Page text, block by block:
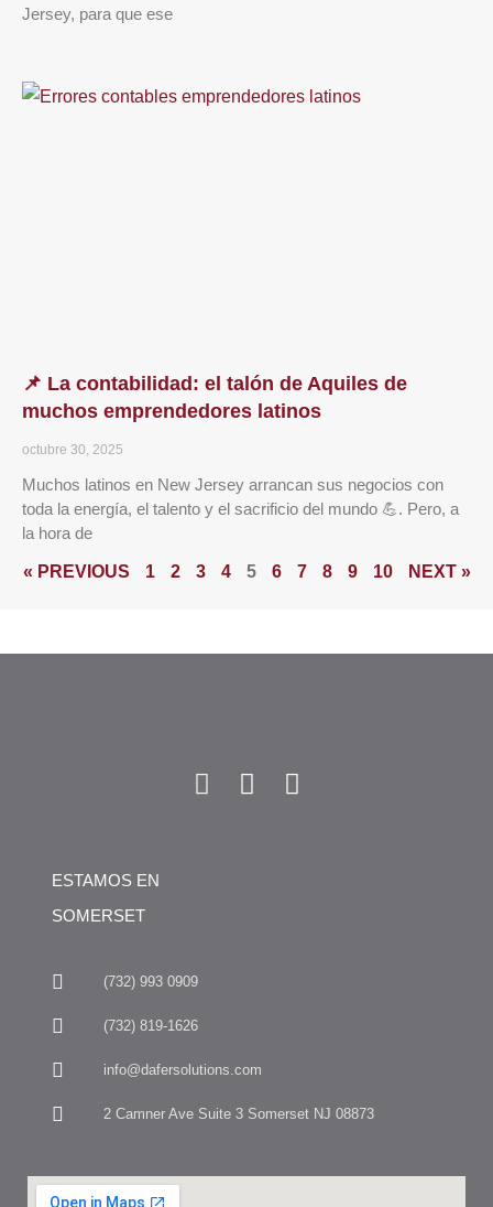
Jersey, para que ese
📌 La contabilidad: el talón de Aquiles de
muchos emprendedores latinos
octubre 30, 2025
Muchos latinos en New Jersey arrancan sus negocios con
toda la energía, el talento y el sacrificio del mundo 💪. Pero, a
la hora de
« PREVIOUS 1 2 3 4 5 6 7 8 9 10 NEXT »
ESTAMOS EN
SOMERSET
(732) 993 0909
(732) 819-1626
info@dafersolutions.com
2 Camner Ave Suite 3 Somerset NJ 08873